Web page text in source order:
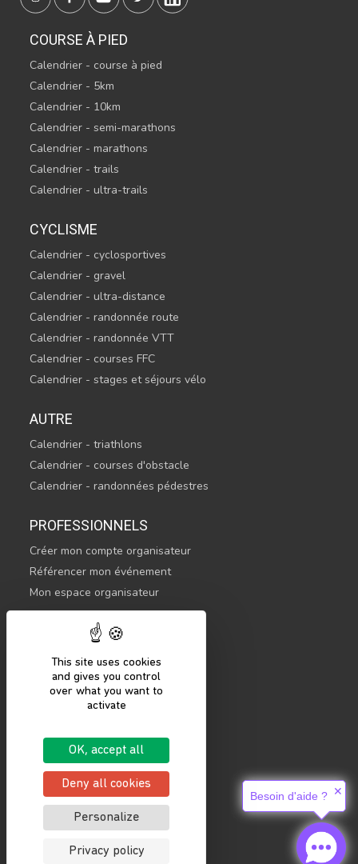
This site uses cookies
and gives you control
over what you want to
activate
OK, accept all
Deny all cookies
Personalize
Privacy policy
COURSE À PIED
Calendrier - course à pied
Calendrier - 5km
Calendrier - 10km
Calendrier - semi-marathons
Calendrier - marathons
Calendrier - trails
Calendrier - ultra-trails
CYCLISME
Calendrier - cyclosportives
Calendrier - gravel
Calendrier - ultra-distance
Calendrier - randonnée route
Calendrier - randonnée VTT
Calendrier - courses FFC
Calendrier - stages et séjours vélo
AUTRE
Calendrier - triathlons
Calendrier - courses d'obstacle
Calendrier - randonnées pédestres
PROFESSIONNELS
Créer mon compte organisateur
Référencer mon événement
Mon espace organisateur
CONTACTEZ-NOUS
COMMENCER
Se connecter
Mentions légales
Politique de confidentialité
Besoin d'aide ? ✕